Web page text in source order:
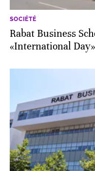
SOCIÉTÉ
Rabat Business
«International Day»